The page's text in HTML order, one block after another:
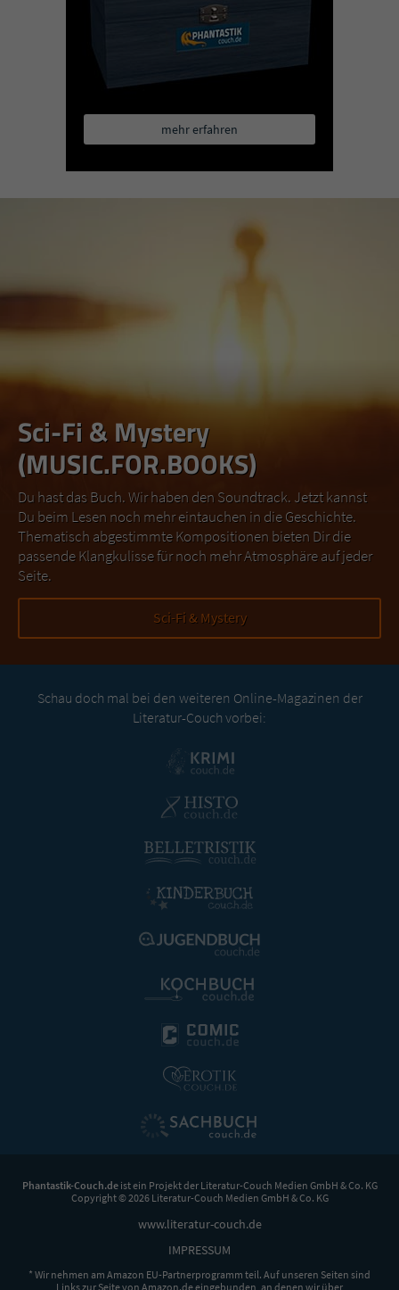
mehr erfahren
Sci-Fi & Mystery
(MUSIC.FOR.BOOKS)
Du hast das Buch. Wir haben den Soundtrack. Jetzt kannst
Du beim Lesen noch mehr eintauchen in die Geschichte.
Thematisch abgestimmte Kompositionen bieten Dir die
passende Klangkulisse für noch mehr Atmosphäre auf jeder
Seite.
Sci-Fi & Mystery
Schau doch mal bei den weiteren Online-Magazinen der
Literatur-Couch vorbei:
Phantastik-Couch.deist ein Projekt der Literatur-Couch Medien GmbH & Co. KG
Copyright © 2026 Literatur-Couch Medien GmbH & Co. KG
www.literatur-couch.de
IMPRESSUM
* Wir nehmen am Amazon EU-Partnerprogramm teil. Auf unseren Seiten sind
Links zur Seite von Amazon.de eingebunden, an denen wir über